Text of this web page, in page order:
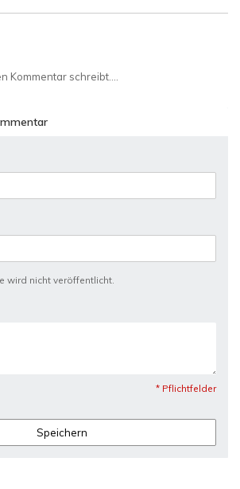
Kommentar schreibt....
wird nicht veröffentlicht.
* Pflichtfelder
Speichern